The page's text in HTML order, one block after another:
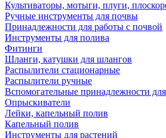
Культиваторы, мотыги, плуги,
Ручные инструменты для почвы
Принадлежности для работы с почвой
Инструменты для полива
Фитинги
Шланги, катушки для шлангов
Распылители стационарные
Распылители ручные
Вспомогательные принадлежности
Опрыскиватели
Лейки, капельный полив
Капельный полив
Инструменты для растений